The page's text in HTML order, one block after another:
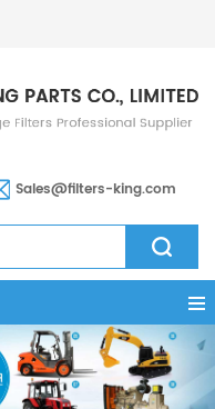
Sales@filters-king.com